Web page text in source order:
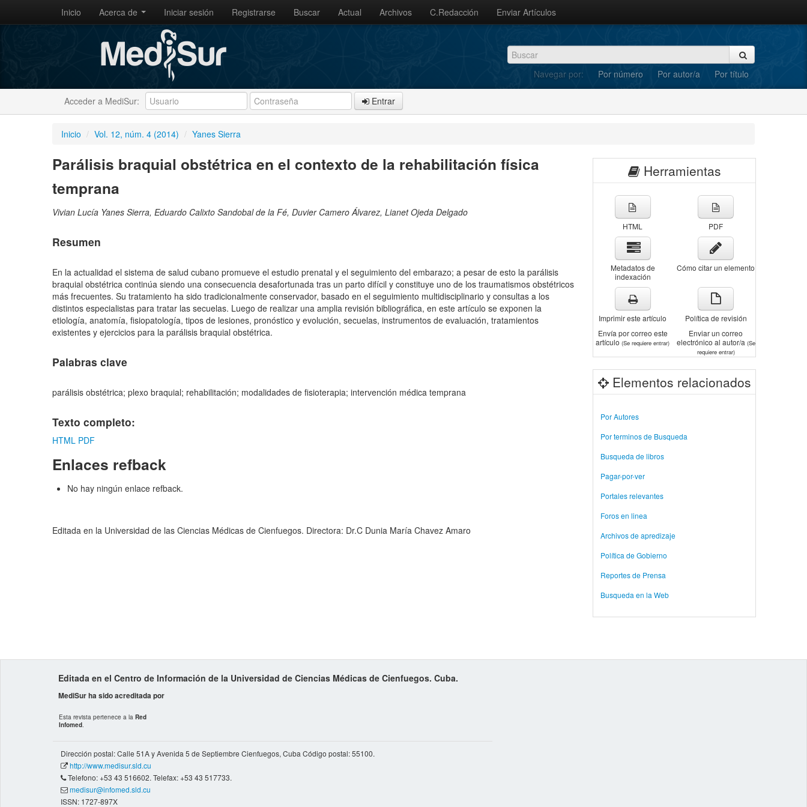
Inicio Acerca de Iniciar sesión Registrarse Buscar Actual Archivos C.Redacción Enviar Artículos
Navegar por: Por número Por autor/a Por título
Acceder a MediSur: Entrar
Inicio / Vol. 12, núm. 4 (2014) / Yanes Sierra
Herramientas
HTML PDF
Metadatos de
indexación
Cómo citar un elemento
Imprimir este artículo
Política de revisión
Envía por correo este
artículo(Se requiere entrar)
Enviar un correo
electrónico al autor/a (Se
requiere entrar)
Elementos relacionados
Por Autores
Por terminos de Busqueda
Busqueda de libros
Pagar-por-ver
Portales relevantes
Foros en linea
Archivos de apredizaje
Política de Gobierno
Reportes de Prensa
Busqueda en la Web
Parálisis braquial obstétrica en el contexto de la rehabilitación física
temprana
Vivian Lucía Yanes Sierra, Eduardo Calixto Sandobal de la Fé, Duvier Camero Álvarez, Lianet Ojeda Delgado
Resumen
En la actualidad el sistema de salud cubano promueve el estudio prenatal y el seguimiento del embarazo; a pesar de esto la parálisis
braquial obstétrica continúa siendo una consecuencia desafortunada tras un parto difícil y constituye uno de los traumatismos obstétricos
más frecuentes. Su tratamiento ha sido tradicionalmente conservador, basado en el seguimiento multidisciplinario y consultas a los
distintos especialistas para tratar las secuelas. Luego de realizar una amplia revisión bibliográfica, en este artículo se exponen la
etiología, anatomía, fisiopatología, tipos de lesiones, pronóstico y evolución, secuelas, instrumentos de evaluación, tratamientos
existentes y ejercicios para la parálisis braquial obstétrica.
Palabras clave
parálisis obstétrica; plexo braquial; rehabilitación; modalidades de fisioterapia; intervención médica temprana
Texto completo:
HTML PDF
Enlaces refback
No hay ningún enlace refback.
Editada en la Universidad de las Ciencias Médicas de Cienfuegos. Directora: Dr.C Dunia María Chavez Amaro
Editada en el Centro de Información de la Universidad de Ciencias Médicas de Cienfuegos. Cuba.
MediSur ha sido acreditada por
Esta revista pertenece a la Red
Infomed.
Dirección postal: Calle 51A y Avenida 5 de Septiembre Cienfuegos, Cuba Código postal: 55100.
http://www.medisur.sld.cu
Telefono: +53 43 516602. Telefax: +53 43 517733.
medisur@infomed.sld.cu
ISSN: 1727-897X